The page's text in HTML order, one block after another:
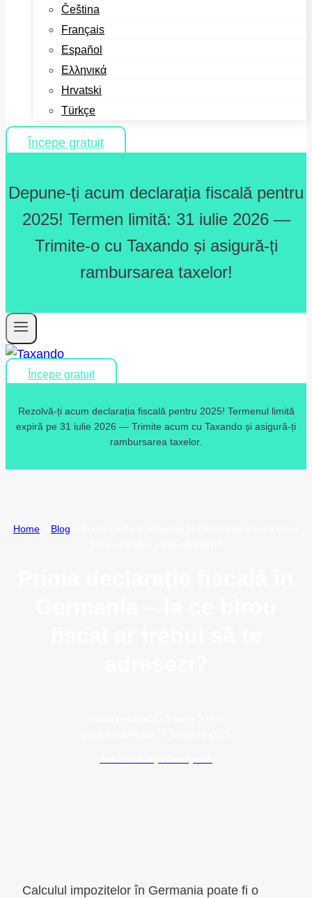
Čeština
Français
Español
Ελληνικά
Hrvatski
Türkçe
Începe gratuit
Depune-ți acum declarația fiscală pentru
2025! Termen limită: 31 iulie 2026 —
Trimite-o cu Taxando și asigură-ți
rambursarea taxelor!
Începe gratuit
Rezolvă-ți acum declarația fiscală pentru 2025! Termenul limită
expiră pe 31 iulie 2026 — Trimite acum cu Taxando și asigură-ți
rambursarea taxelor.
Home Blog
Calculul impozitelor în Germania poate fi o